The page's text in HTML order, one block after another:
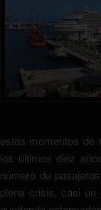
estos momentos de
los últimos diez
número de
plena crisis, casi un